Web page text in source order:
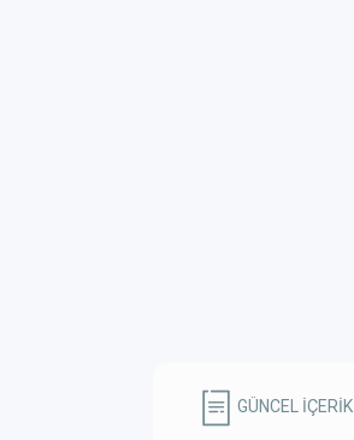
GÜNCEL İÇERİK